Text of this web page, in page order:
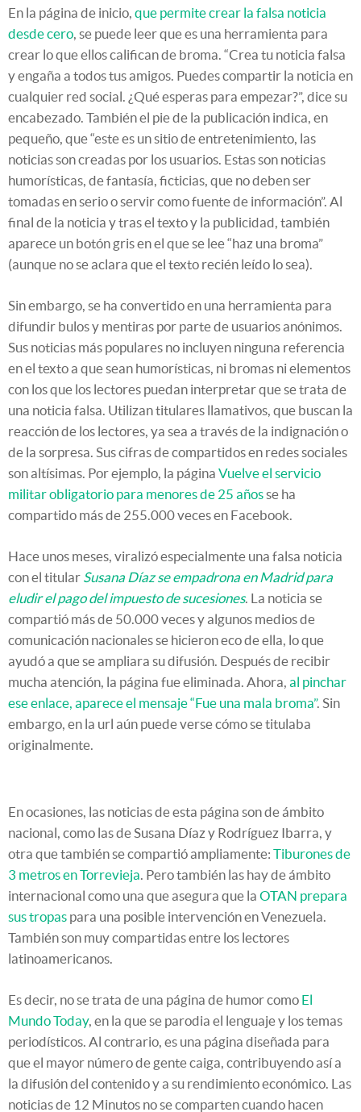
En la página de inicio, que permite crear la falsa noticia
desde cero , se puede leer que es una herramienta para
crear lo que ellos califican de broma. “Crea tu noticia falsa
y engaña a todos tus amigos. Puedes compartir la noticia en
cualquier red social. ¿Qué esperas para empezar?”, dice su
encabezado. También el pie de la publicación indica, en
pequeño, que “este es un sitio de entretenimiento, las
noticias son creadas por los usuarios. Estas son noticias
humorísticas, de fantasía, ficticias, que no deben ser
tomadas en serio o servir como fuente de información”. Al
final de la noticia y tras el texto y la publicidad, también
aparece un botón gris en el que se lee “haz una broma”
(aunque no se aclara que el texto recién leído lo sea).
Sin embargo, se ha convertido en una herramienta para
difundir bulos y mentiras por parte de usuarios anónimos.
Sus noticias más populares no incluyen ninguna referencia
en el texto a que sean humorísticas, ni bromas ni elementos
con los que los lectores puedan interpretar que se trata de
una noticia falsa. Utilizan titulares llamativos, que buscan la
reacción de los lectores, ya sea a través de la indignación o
de la sorpresa. Sus cifras de compartidos en redes sociales
son altísimas. Por ejemplo, la página Vuelve el servicio
militar obligatorio para menores de 25 añosse ha
compartido más de 255.000 veces en Facebook.
Hace unos meses, viralizó especialmente una falsa noticia
con el titular Susana Díaz se empadrona en Madrid para
eludir el pago del impuesto de sucesiones. La noticia se
compartió más de 50.000 veces y algunos medios de
comunicación nacionales se hicieron eco de ella, lo que
ayudó a que se ampliara su difusión. Después de recibir
mucha atención, la página fue eliminada. Ahora, al pinchar
ese enlace, aparece el mensaje “Fue una mala broma”. Sin
embargo, en la url aún puede verse cómo se titulaba
originalmente.
En ocasiones, las noticias de esta página son de ámbito
nacional, como las de Susana Díaz y Rodríguez Ibarra, y
otra que también se compartió ampliamente: Tiburones de
3 metros en Torrevieja . Pero también las hay de ámbito
internacional como una que asegura que la OTAN prepara
sus tropas para una posible intervención en Venezuela.
También son muy compartidas entre los lectores
latinoamericanos.
Es decir, no se trata de una página de humor como El
Mundo Today, en la que se parodia el lenguaje y los temas
periodísticos. Al contrario, es una página diseñada para
que el mayor número de gente caiga, contribuyendo así a
la difusión del contenido y a su rendimiento económico. Las
noticias de 12 Minutos no se comparten cuando hacen